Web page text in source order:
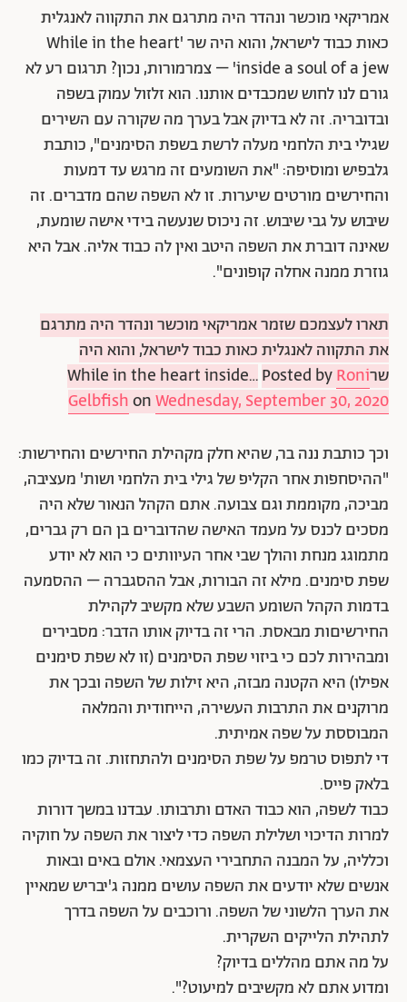
אמריקאי מוכשר ונהדר היה מתרגם את התקווה לאנגלית
כאות כבוד לישראל, והוא היה שר 'While in the heart
inside a soul of a jew' – צמרמורות, נכון? תרגום רע לא
גורם לנו לחוש שמכבדים אותנו. הוא זלזול עמוק בשפה
ובדובריה. זה לא בדיוק אבל בערך מה שקורה עם השירים
שגילי בית הלחמי מעלה לרשת בשפת הסימנים", כותבת
גלבפיש ומוסיפה: "את השומעים זה מרגש עד דמעות
והחירשים מורטים שיערות. זו לא השפה שהם מדברים. זה
שיבוש על גבי שיבוש. זה ניכוס שנעשה בידי אישה שומעת,
שאינה דוברת את השפה היטב ואין לה כבוד אליה. אבל היא
גוזרת ממנה אחלה קופונים".
תארו לעצמכם שזמר אמריקאי מוכשר ונהדר היה מתרגם
את התקווה לאנגלית כאות כבוד לישראל, והוא היה
שרWhile in the heart inside…
Posted byRoni
GelbfishonWednesday, September 30, 2020
וכך כותבת ננה בר, שהיא חלק מקהילת החירשים והחירשות:
"ההיסחפות אחר הקליפ של גילי בית הלחמי ושות' מעציבה,
מביכה, מקוממת וגם צבועה. אתם הקהל הנאור שלא היה
מסכים לכנס על מעמד האישה שהדוברים בן הם רק גברים,
מתמוגג מנחת והולך שבי אחר העיוותים כי הוא לא יודע
שפת סימנים. מילא זה הבורות, אבל ההסגברה – ההסמעה
בדמות הקהל השומע השבע שלא מקשיב לקהילת
החירשיםות מבאסת. הרי זה בדיוק אותו הדבר: מסבירים
ומבהירות לכם כי ביזוי שפת הסימנים (זו לא שפת סימנים
אפילו) היא הקטנה מבזה, היא זילות של השפה ובכך את
מרוקנים את התרבות העשירה, הייחודית והמלאה
המבוססת על שפה אמיתית.
די לתפוס טרמפ על שפת הסימנים ולהתחזות. זה בדיוק כמו
בלאק פייס.
כבוד לשפה, הוא כבוד האדם ותרבותו. עבדנו במשך דורות
למרות הדיכוי ושלילת השפה כדי ליצור את השפה על חוקיה
וכלליה, על המבנה התחבירי העצמאי. אולם באים ובאות
אנשים שלא יודעים את השפה עושים ממנה ג'יבריש שמאיין
את הערך הלשוני של השפה. ורוכבים על השפה בדרך
לתהילת הלייקים השקרית.
על מה אתם מהללים בדיוק?
ומדוע אתם לא מקשיבים למיעוט?".